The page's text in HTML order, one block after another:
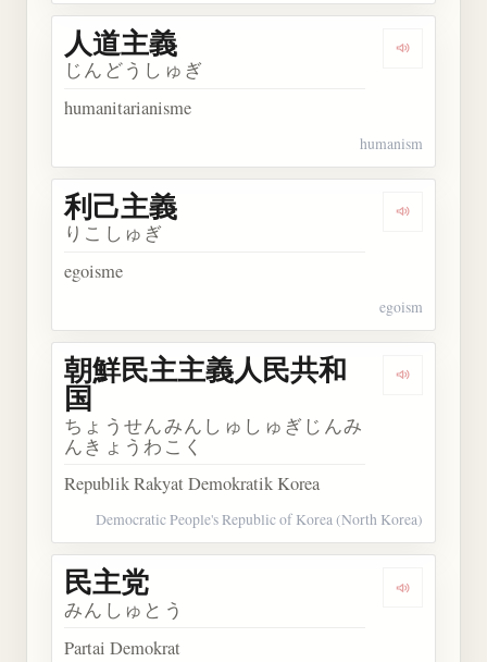
Dengarkan
人道主義
じんどうしゅぎ
humanitarianisme
humanism
Dengarkan
利己主義
りこしゅぎ
egoisme
egoism
朝鮮民主主義人民共和
国
ちょうせんみんしゅしゅぎじんみ
んきょうわこく
Republik Rakyat Demokratik Korea
Democratic People's Republic of Korea (North Korea)
Dengarkan
民主党
みんしゅとう
Partai Demokrat